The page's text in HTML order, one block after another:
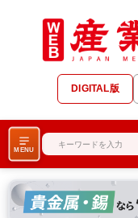
DIGITAL版
MENU